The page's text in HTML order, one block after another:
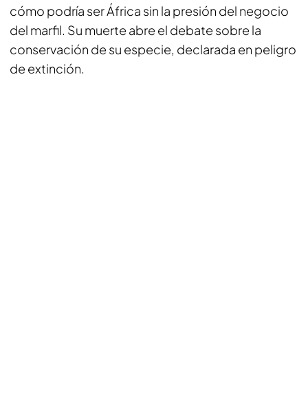
cómo podría ser África sin la presión del negocio
del marfil. Su muerte abre el debate sobre la
conservación de su especie, declarada en peligro
de extinción.